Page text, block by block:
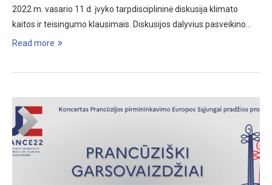
2022 m. vasario 11 d. įvyko tarpdisciplininė diskusija klimato
kaitos ir teisingumo klausimais. Diskusijos dalyvius pasveikino…
Read more